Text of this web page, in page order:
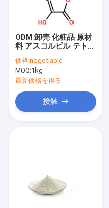
製品
ODM 卸売 化粧品 原材
料 アスコルビル テトラ
体
価格:negotiable
MOQ:1kg
最新価格を得る
接触